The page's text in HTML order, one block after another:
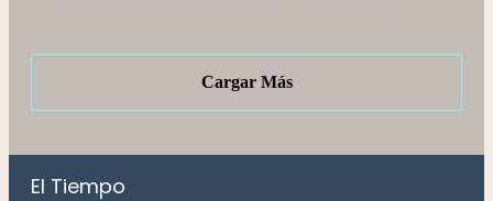
Cargar Más
El Tiempo